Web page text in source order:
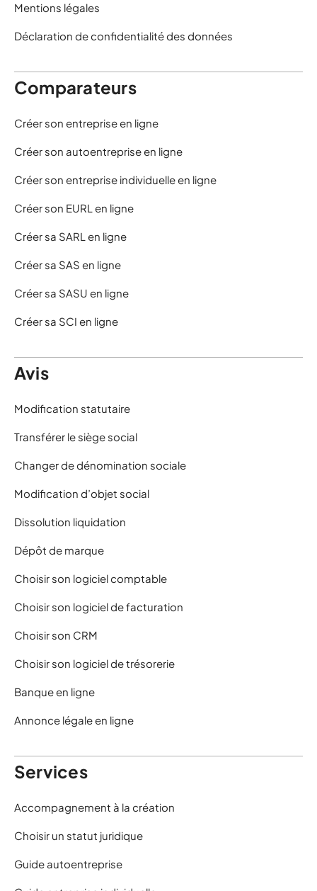
Mentions légales
Déclaration de confidentialité des données
Comparateurs
Créer son entreprise en ligne
Créer son autoentreprise en ligne
Créer son entreprise individuelle en ligne
Créer son EURL en ligne
Créer sa SARL en ligne
Créer sa SAS en ligne
Créer sa SASU en ligne
Créer sa SCI en ligne
Avis
Modification statutaire
Transférer le siège social
Changer de dénomination sociale
Modification d’objet social
Dissolution liquidation
Dépôt de marque
Choisir son logiciel comptable
Choisir son logiciel de facturation
Choisir son CRM
Choisir son logiciel de trésorerie
Banque en ligne
Annonce légale en ligne
Services
Accompagnement à la création
Choisir un statut juridique
Guide autoentreprise